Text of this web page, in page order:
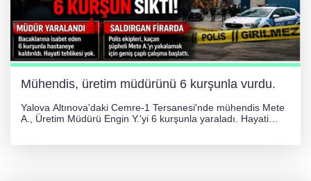
Mühendis, üretim müdürünü 6 kurşunla vurdu.
Yalova Altınova'daki Cemre-1 Tersanesi'nde mühendis Mete
A., Üretim Müdürü Engin Y.'yi 6 kurşunla yaraladı. Hayati